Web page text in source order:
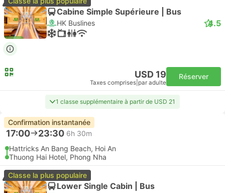
Cabine Simple Supérieure | Bus
HK Buslines 4.5
USD 19
Taxes comprises par adulte
Réserver
1 classe supplémentaire à partir de USD 21
Confirmation instantanée
17:00 23:30 6h 30m
Hattricks An Bang Beach, Hoi An
Thuong Hai Hotel, Phong Nha
Classe la plus populaire
Lower Single Cabin | Bus